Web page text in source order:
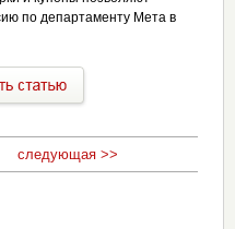
по департаменту Мета в
следующая >>